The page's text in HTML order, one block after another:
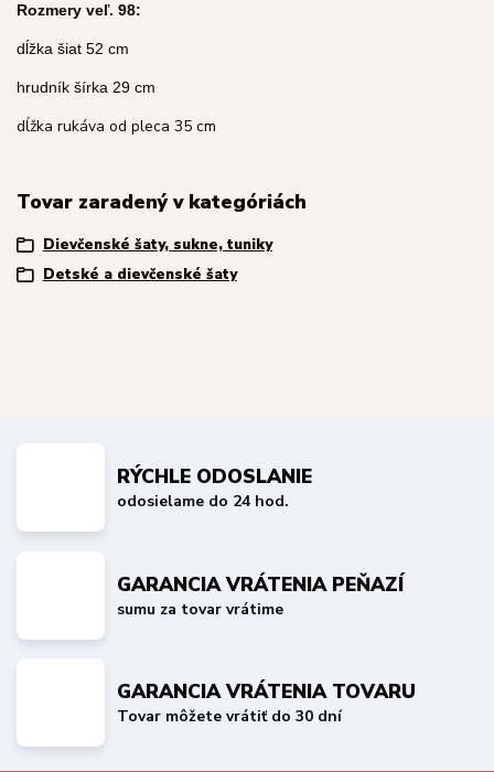
Rozmery veľ. 98:
dĺžka šiat 52 cm
hrudník šírka 29 cm
dĺžka rukáva od pleca 35 cm
Tovar zaradený v kategóriách
Dievčenské šaty, sukne, tuniky
Detské a dievčenské šaty
RÝCHLE ODOSLANIE
odosielame do 24 hod.
GARANCIA VRÁTENIA PEŇAZÍ
sumu za tovar vrátime
GARANCIA VRÁTENIA TOVARU
Tovar môžete vrátiť do 30 dní